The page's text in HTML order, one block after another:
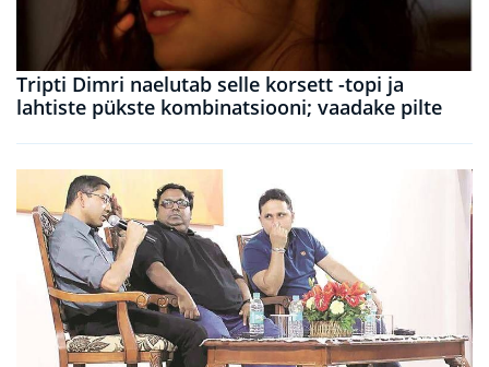
Tripti Dimri naelutab selle korsett -topi ja
lahtiste pükste kombinatsiooni; vaadake pilte